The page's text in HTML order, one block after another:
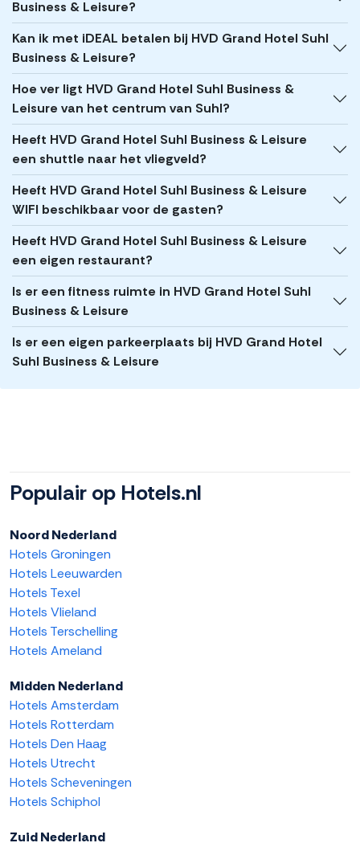
Business & Leisure?
Kan ik met iDEAL betalen bij HVD Grand Hotel Suhl
Business & Leisure?
Hoe ver ligt HVD Grand Hotel Suhl Business &
Leisure van het centrum van Suhl?
Heeft HVD Grand Hotel Suhl Business & Leisure
een shuttle naar het vliegveld?
Heeft HVD Grand Hotel Suhl Business & Leisure
WIFI beschikbaar voor de gasten?
Heeft HVD Grand Hotel Suhl Business & Leisure
een eigen restaurant?
Is er een fitness ruimte in HVD Grand Hotel Suhl
Business & Leisure
Is er een eigen parkeerplaats bij HVD Grand Hotel
Suhl Business & Leisure
Populair op Hotels.nl
Noord Nederland
Hotels Groningen
Hotels Leeuwarden
Hotels Texel
Hotels Vlieland
Hotels Terschelling
Hotels Ameland
Midden Nederland
Hotels Amsterdam
Hotels Rotterdam
Hotels Den Haag
Hotels Utrecht
Hotels Scheveningen
Hotels Schiphol
Zuid Nederland